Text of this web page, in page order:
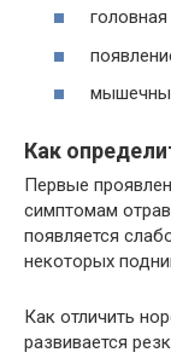
Как
Первые
симптомам
появляется
некоторых
Как отличить
развивается